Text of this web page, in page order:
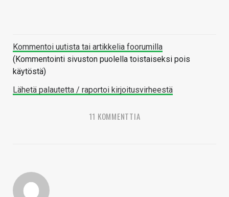
Kommentoi uutista tai artikkelia foorumilla
(Kommentointi sivuston puolella toistaiseksi pois
käytöstä)
Lähetä palautetta / raportoi kirjoitusvirheestä
11 KOMMENTTIA